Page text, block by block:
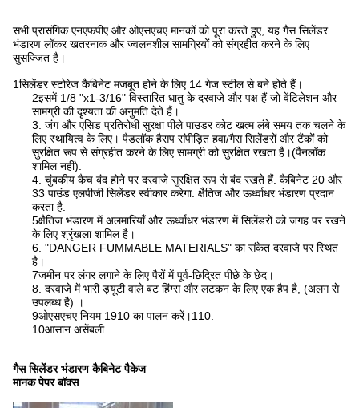
सभी प्रासंगिक एनएफपीए और ओएसएचए मानकों को पूरा करते हुए, यह गैस सिलेंडर
भंडारण लॉकर खतरनाक और ज्वलनशील सामग्रियों को संग्रहीत करने के लिए
सुसज्जित है।
1सिलेंडर स्टोरेज कैबिनेट मजबूत होने के लिए 14 गेज स्टील से बने होते हैं।
2इसमें 1/8 "x1-3/16" विस्तारित धातु के दरवाजे और पक्ष हैं जो वेंटिलेशन और
सामग्री की दृश्यता की अनुमति देते हैं।
3. जंग और एसिड प्रतिरोधी सुरक्षा पीले पाउडर कोट खत्म लंबे समय तक चलने के
लिए स्थायित्व के लिए। पैडलॉक हैसप संपीड़ित हवा/गैस सिलेंडरों और टैंकों को
सुरक्षित रूप से संग्रहीत करने के लिए सामग्री को सुरक्षित रखता है।(पैनलॉक
शामिल नहीं).
4. चुंबकीय कैच बंद होने पर दरवाजे सुरक्षित रूप से बंद रखते हैं. कैबिनेट 20 और
33 पाउंड एलपीजी सिलेंडर स्वीकार करेगा. क्षैतिज और ऊर्ध्वाधर भंडारण प्रदान
करता है.
5क्षैतिज भंडारण में अलमारियाँ और ऊर्ध्वाधर भंडारण में सिलेंडरों को जगह पर रखने
के लिए श्रृंखला शामिल है।
6. "DANGER FUMMABLE MATERIALS" का संकेत दरवाजे पर स्थित
है।
7जमीन पर लंगर लगाने के लिए पैरों में पूर्व-छिद्रित पीछे के छेद।
8. दरवाजे में भारी ड्यूटी वाले बट हिंग्स और लटकन के लिए एक हैप है, (अलग से
उपलब्ध है) ।
9ओएसएचए नियम 1910 का पालन करें।110.
10आसान असेंबली.
गैस सिलेंडर भंडारण कैबिनेट पैकेज
मानक पेपर बॉक्स